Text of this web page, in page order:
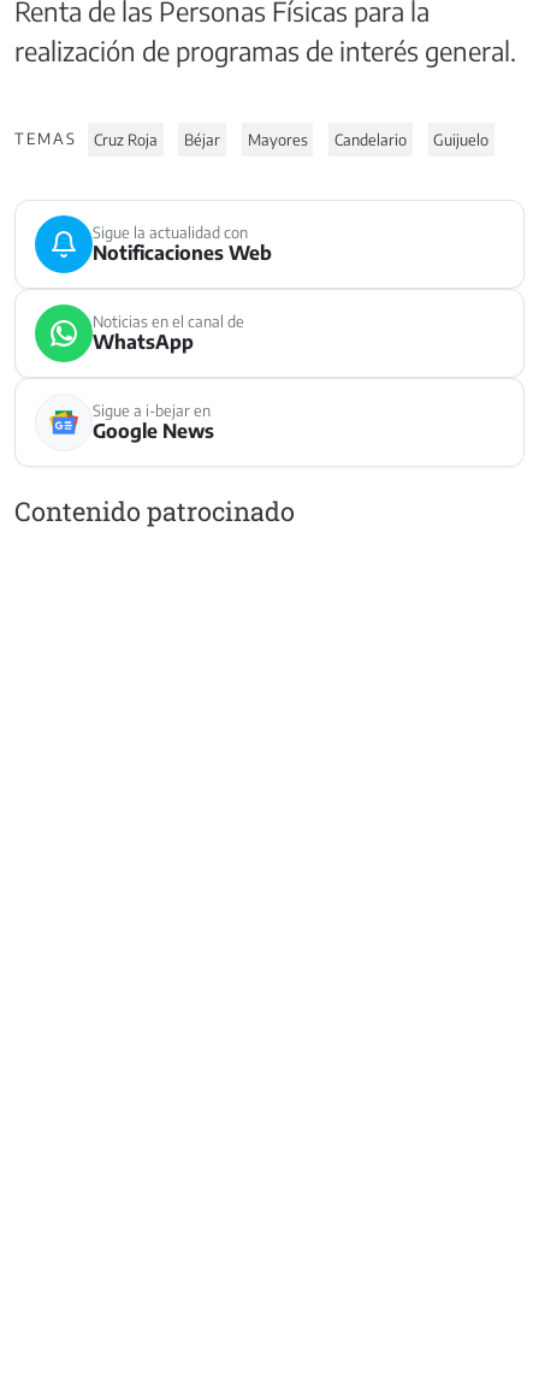
Renta de las Personas Físicas para la
realización de programas de interés general.
TEMAS Cruz Roja Béjar Mayores Candelario Guijuelo
Sigue la actualidad con
Notificaciones Web
Noticias en el canal de
WhatsApp
Sigue a i-bejar en
Google News
Contenido patrocinado